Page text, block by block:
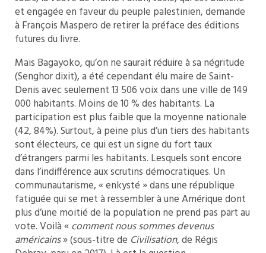
et engagée en faveur du peuple palestinien, demande
à François Maspero de retirer la préface des éditions
futures du livre.
Mais Bagayoko, qu’on ne saurait réduire à sa négritude
(Senghor dixit), a été cependant élu maire de Saint-
Denis avec seulement 13 506 voix dans une ville de 149
000 habitants. Moins de 10 % des habitants. La
participation est plus faible que la moyenne nationale
(42, 84%). Surtout, à peine plus d’un tiers des habitants
sont électeurs, ce qui est un signe du fort taux
d’étrangers parmi les habitants. Lesquels sont encore
dans l’indifférence aux scrutins démocratiques. Un
communautarisme, « enkysté » dans une république
fatiguée qui se met à ressembler à une Amérique dont
plus d’une moitié de la population ne prend pas part au
vote. Voilà «comment nous sommes devenus
américains» (sous-titre de Civilisation, de Régis